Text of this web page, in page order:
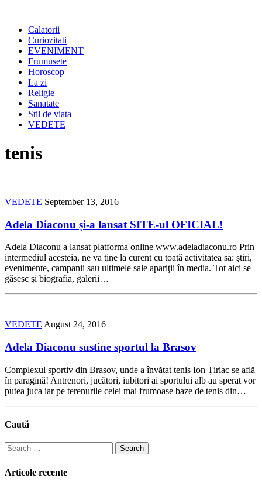
Calatorii
Curiozitati
EVENIMENT
Frumusete
Horoscop
La zi
Religie
Sanatate
Stil de viata
VEDETE
tenis
VEDETE September 13, 2016
Adela Diaconu și-a lansat SITE-ul OFICIAL!
Adela Diaconu a lansat platforma online www.adeladiaconu.ro Prin
intermediul acesteia, ne va ţine la curent cu toată activitatea sa: ştiri,
evenimente, campanii sau ultimele sale apariţii în media. Tot aici se
găsesc şi biografia, galerii…
VEDETE August 24, 2016
Adela Diaconu sustine sportul la Brasov
Complexul sportiv din Brașov, unde a învățat tenis Ion Țiriac se află
în paragină! Antrenori, jucători, iubitori ai sportului alb au sperat vor
putea juca iar pe terenurile celei mai frumoase baze de tenis din…
Caută
Search
for:
Articole recente